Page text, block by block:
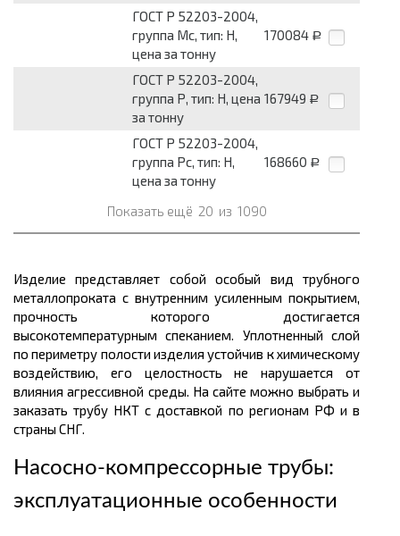
ГОСТ Р 52203-2004,
группа Мс, тип: Н,
цена за тонну
170084 Р
ГОСТ Р 52203-2004,
группа Р, тип: Н, цена
за тонну
167949 Р
ГОСТ Р 52203-2004,
группа Рс, тип: Н,
цена за тонну
168660 Р
Показать ещё 20 из 1090
Изделие представляет собой особый вид трубного
металлопроката с внутренним усиленным покрытием,
прочность которого достигается
высокотемпературным спеканием. Уплотненный слой
по периметру полости изделия устойчив к химическому
воздействию, его целостность не нарушается от
влияния агрессивной среды. На сайте можно выбрать и
заказать трубу НКТ с доставкой по регионам РФ и в
страны СНГ.
Насосно-компрессорные трубы:
эксплуатационные особенности